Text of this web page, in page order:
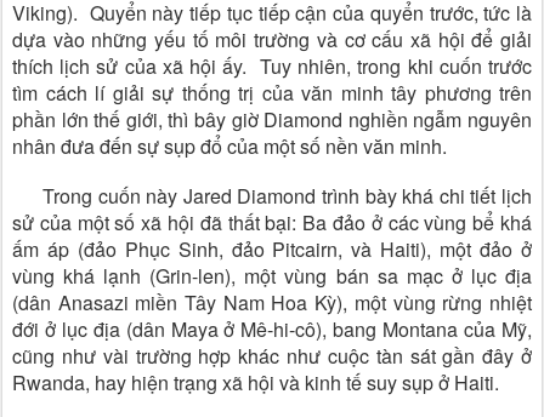
Viking). Quyển này tiếp tục tiếp cận của quyển trước, tức là
dựa vào những yếu tố môi trường và cơ cấu xã hội để giải
thích lịch sử của xã hội ấy. Tuy nhiên, trong khi cuốn trước
tìm cách lí giải sự thống trị của văn minh tây phương trên
phần lớn thế giới, thì bây giờ Diamond nghiền ngẫm nguyên
nhân đưa đến sự sụp đổ của một số nền văn minh.
Trong cuốn này Jared Diamond trình bày khá chi tiết lịch
sử của một số xã hội đã thất bại: Ba đảo ở các vùng bể khá
ấm áp (đảo Phục Sinh, đảo Pitcairn, và Haiti), một đảo ở
vùng khá lạnh (Grin-len), một vùng bán sa mạc ở lục địa
(dân Anasazi miền Tây Nam Hoa Kỳ), một vùng rừng nhiệt
đới ở lục địa (dân Maya ở Mê-hi-cô), bang Montana của Mỹ,
cũng như vài trường hợp khác như cuộc tàn sát gần đây ở
Rwanda, hay hiện trạng xã hội và kinh tế suy sụp ở Haiti.